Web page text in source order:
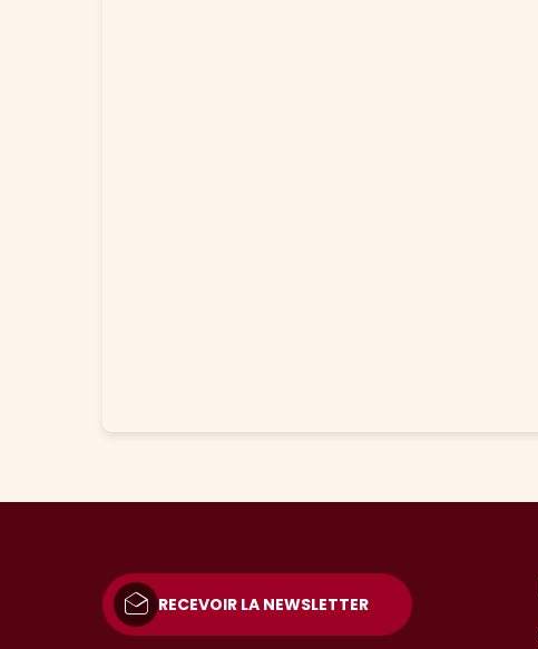
RECEVOIR LA NEWSLETTER